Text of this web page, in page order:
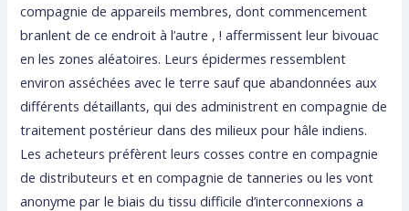
compagnie de appareils membres, dont commencement
branlent de ce endroit à l’autre , ! affermissent leur bivouac
en les zones aléatoires. Leurs épidermes ressemblent
environ asséchées avec le terre sauf que abandonnées aux
différents détaillants, qui des administrent en compagnie de
traitement postérieur dans des milieux pour hâle indiens.
Les acheteurs préfèrent leurs cosses contre en compagnie
de distributeurs et en compagnie de tanneries ou les vont
anonyme par le biais du tissu difficile d’interconnexions a